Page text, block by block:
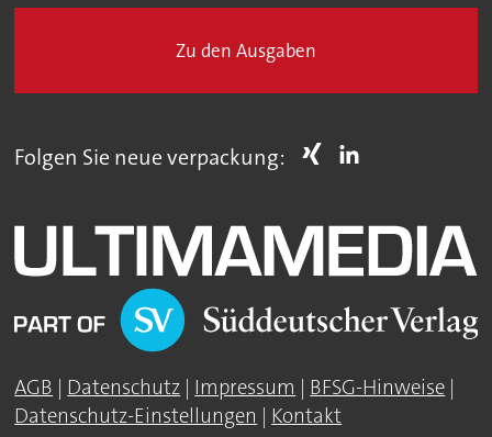
Zu den Ausgaben
Folgen Sie neue verpackung:
AGB | Datenschutz | Impressum | BFSG-Hinweise |
Datenschutz-Einstellungen | Kontakt